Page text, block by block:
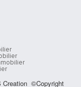
Creation ©Copyright